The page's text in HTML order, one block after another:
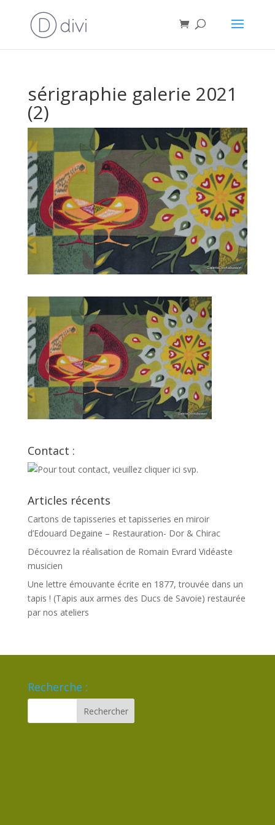
sérigraphie galerie 2021
(2)
Contact :
Articles récents
Cartons de tapisseries et tapisseries en miroir
d’Edouard Degaine – Restauration- Dor & Chirac
Découvrez la réalisation de Romain Evrard Vidéaste
musicien
Une lettre émouvante écrite en 1877, trouvée dans un
tapis ! (Tapis aux armes des Ducs de Savoie) restaurée
par nos ateliers
Recherche :